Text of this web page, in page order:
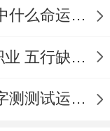
五行属什么的命运最好 五行中什么命运势旺盛
五行缺火的人适合从事什么职业 五行缺火的人适合从事的职业有哪些
如何测试自己的运势如何 八字测测试运运程